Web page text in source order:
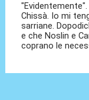
"Evidentemente".
Chissà. Io mi
sarriane.
e che Noslin e
coprano le